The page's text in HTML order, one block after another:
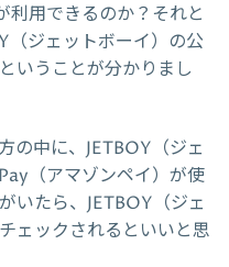
用できるのか？それと
（ジェットボーイ）の公
いうことが分かりまし
の中に、JETBOY（ジェ
（アマゾンペイ）が使
いたら、JETBOY（ジェ
ェックされるといいと思